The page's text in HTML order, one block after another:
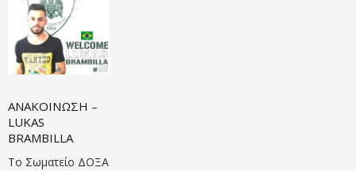
ΑΝΑΚΟΙΝΩΣΗ –
LUKAS
BRAMBILLA
Το Σωματείο ΔΟΞΑ